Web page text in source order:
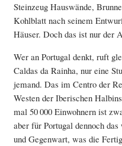
Steinzeug Hauswände,
Kohlblatt nach seinem
Häuser. Doch das ist nur der
Wer an Portugal denkt, ruft
Caldas da Rainha, nur eine
jemand. Das im Centro der
Westen der Iberischen
mal 50 000 Einwohnern ist
aber für Portugal dennoch
und Gegenwart, was die